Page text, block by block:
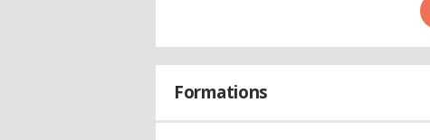
Formations